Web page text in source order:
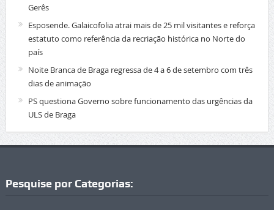
Gerês
Esposende. Galaicofolia atrai mais de 25 mil visitantes e reforça
estatuto como referência da recriação histórica no Norte do
país
Noite Branca de Braga regressa de 4 a 6 de setembro com três
dias de animação
PS questiona Governo sobre funcionamento das urgências da
ULS de Braga
Pesquise por Categorias: